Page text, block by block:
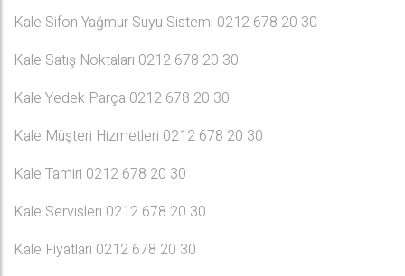
Kale Sifon Yağmur Suyu Sistemi 0212 678 20 30
Kale Satış Noktaları 0212 678 20 30
Kale Yedek Parça 0212 678 20 30
Kale Müşteri Hizmetleri 0212 678 20 30
Kale Tamiri 0212 678 20 30
Kale Servisleri 0212 678 20 30
Kale Fiyatları 0212 678 20 30